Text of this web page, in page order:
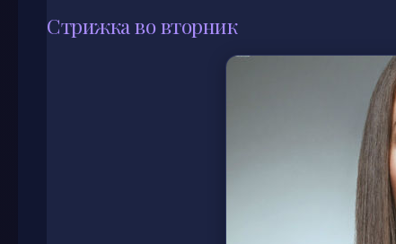
Стрижка во вторник